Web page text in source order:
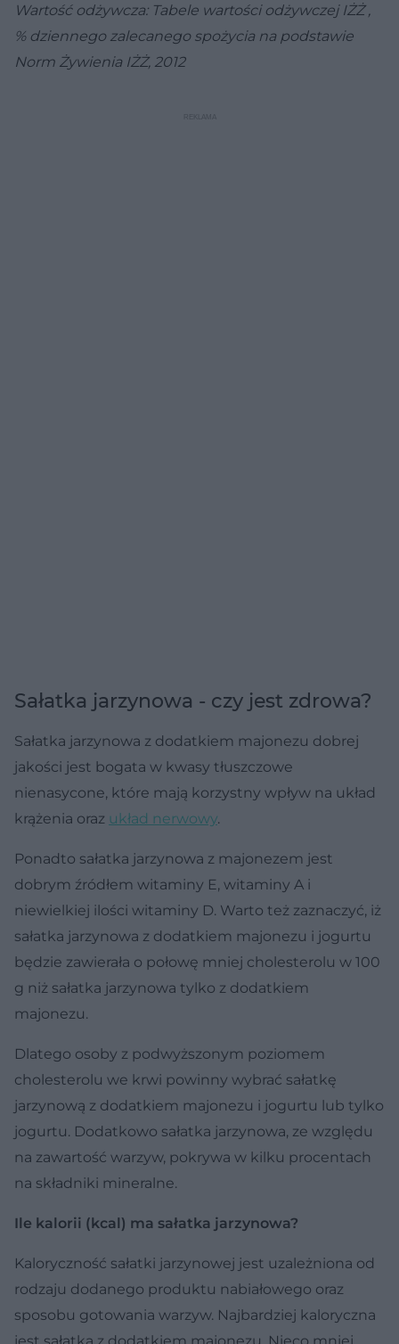
Wartość odżywcza: Tabele wartości odżywczej IŻŻ ,
% dziennego zalecanego spożycia na podstawie
Norm Żywienia IŻŻ, 2012
Sałatka jarzynowa - czy jest zdrowa?
Sałatka jarzynowa z dodatkiem majonezu dobrej
jakości jest bogata w kwasy tłuszczowe
nienasycone, które mają korzystny wpływ na układ
krążenia oraz układ nerwowy.
Ponadto sałatka jarzynowa z majonezem jest
dobrym źródłem witaminy E, witaminy A i
niewielkiej ilości witaminy D. Warto też zaznaczyć, iż
sałatka jarzynowa z dodatkiem majonezu i jogurtu
będzie zawierała o połowę mniej cholesterolu w 100
g niż sałatka jarzynowa tylko z dodatkiem
majonezu.
Dlatego osoby z podwyższonym poziomem
cholesterolu we krwi powinny wybrać sałatkę
jarzynową z dodatkiem majonezu i jogurtu lub tylko
jogurtu. Dodatkowo sałatka jarzynowa, ze względu
na zawartość warzyw, pokrywa w kilku procentach
na składniki mineralne.
Ile kalorii (kcal) ma sałatka jarzynowa?
Kaloryczność sałatki jarzynowej jest uzależniona od
rodzaju dodanego produktu nabiałowego oraz
sposobu gotowania warzyw. Najbardziej kaloryczna
jest sałatka z dodatkiem majonezu. Nieco mniej